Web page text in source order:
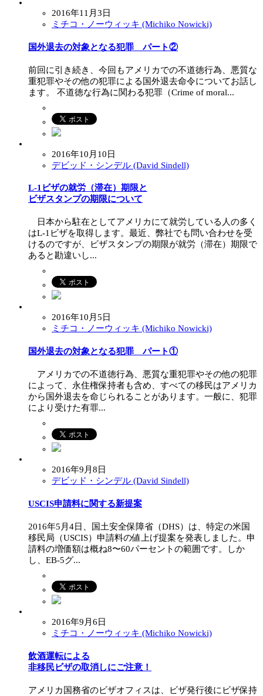
2016年11月3日
ミチコ・ノーウィッキ (Michiko Nowicki)
国外退去の対象となる犯罪 パート②
前回に引き続き、今回もアメリカでの不道徳行為、悪質な
重犯罪やその他の犯罪による国外退去命令についてお話し
ます。 不道徳な行為に関わる犯罪（Crime of moral...
2016年10月10日
デビッド・シンデル (David Sindell)
L-1ビザの就労（滞在）期限と
ビザスタンプの期限について
日本から駐在としてアメリカにて就労している人の多く
はL-1ビザを取得します。最近、弊社でも問い合わせを受
けるのですが、ビザスタンプの期限が就労（滞在）期限で
あると勘違いし...
2016年10月5日
ミチコ・ノーウィッキ (Michiko Nowicki)
国外退去の対象となる犯罪 パート①
アメリカでの不道徳行為、悪質な重犯罪やその他の犯罪
によって、永住権保持者も含め、すべての移民はアメリカ
から国外退去を命じられることがあります。一般に、犯罪
により受けた有罪...
2016年9月8日
デビッド・シンデル (David Sindell)
USCIS申請料に関する新提案
2016年5月4日、国土安全保障省（DHS）は、特定の米国
移民局（USCIS）申請料の値上げ提案を発表しました。申
請料の増価額は概ね8〜60パーセントの範囲です。しか
し、EB-5グ...
2016年9月6日
ミチコ・ノーウィッキ (Michiko Nowicki)
飲酒運転による
非移民ビザの取消しにご注意！
アメリカ国務省のビザオフィスは、ビザ発行後にビザ保持